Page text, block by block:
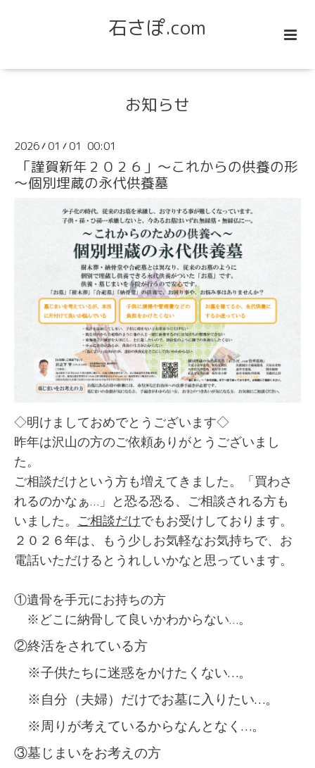
石さぽ.com
お知らせ
2026/01 /01 00:01
「謹賀新年２０２６」～これからの供養の形
～個別埋蔵の永代供養墓
◇明けましておめでとうございます◇
昨年は沢山の方のご依頼ありがとうございまし
た。
ご相談だけという方も増えてきました。「買わさ
れるのかなぁ…」と恐る恐る、ご相談される方も
いました。
ご相談だけでもお受けしております。
２０２６年は、もう少しお気軽なお気持ちで、お
電話いただけるとうれしいかなと思っています。
①遺骨を手元にお持ちの方
※どこに納骨して良いかわからない…。
②終活をされている方
※子供たちに迷惑をかけたくない…。
※自分（夫婦）だけでお墓に入りたい…。
※周りが考えているからなんとなく…。
③墓じまいをお考えの方